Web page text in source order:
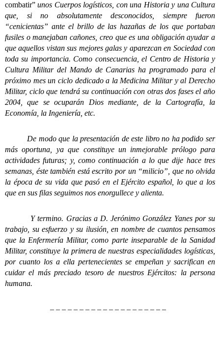
combatir” unos Cuerpos logísticos, con una Historia y una Cultura
que, si no absolutamente desconocidos, siempre fueron
“cenicientas” ante el brillo de las hazañas de los que portaban
fusiles o manejaban cañones, creo que es una obligación ayudar a
que aquellos vistan sus mejores galas y aparezcan en Sociedad con
toda su importancia. Como consecuencia, el Centro de Historia y
Cultura Militar del Mando de Canarias ha programado para el
próximo mes un ciclo dedicado a la Medicina Militar y al Derecho
Militar, ciclo que tendrá su continuación con otras dos fases el año
2004, que se ocuparán Dios mediante, de la Cartografía, la
Economía, la Ingeniería, etc.
De modo que la presentación de este libro no ha podido ser
más oportuna, ya que constituye un inmejorable prólogo para
actividades futuras; y, como continuación a lo que dije hace tres
semanas, éste también está escrito por un “milicio”, que no olvida
la época de su vida que pasó en el Ejército español, lo que a los
que en sus filas seguimos nos enorgullece y alienta.
Y termino. Gracias a D. Jerónimo González Yanes por su
trabajo, su esfuerzo y su ilusión, en nombre de cuantos pensamos
que la Enfermería Militar, como parte inseparable de la Sanidad
Militar, constituye la primera de nuestras especialidades logísticas,
por cuanto los a ella pertenecientes se empeñan y sacrifican en
cuidar el más preciado tesoro de nuestros Ejércitos: la persona
humana.
– – – – – – – – – – – – – – – – – – – –